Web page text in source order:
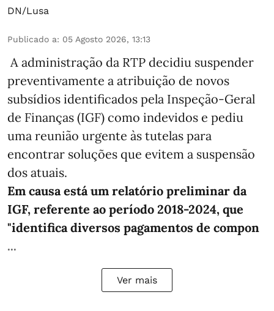
DN/Lusa
Publicado a: 05 Agosto 2026, 13:13
A administração da RTP decidiu suspender
preventivamente a atribuição de novos
subsídios identificados pela Inspeção-Geral
de Finanças (IGF) como indevidos e pediu
uma reunião urgente às tutelas para
encontrar soluções que evitem a suspensão
dos atuais.
Em causa está um relatório preliminar da
IGF, referente ao período 2018-2024, que
"identifica diversos pagamentos de compon
...
Ver mais